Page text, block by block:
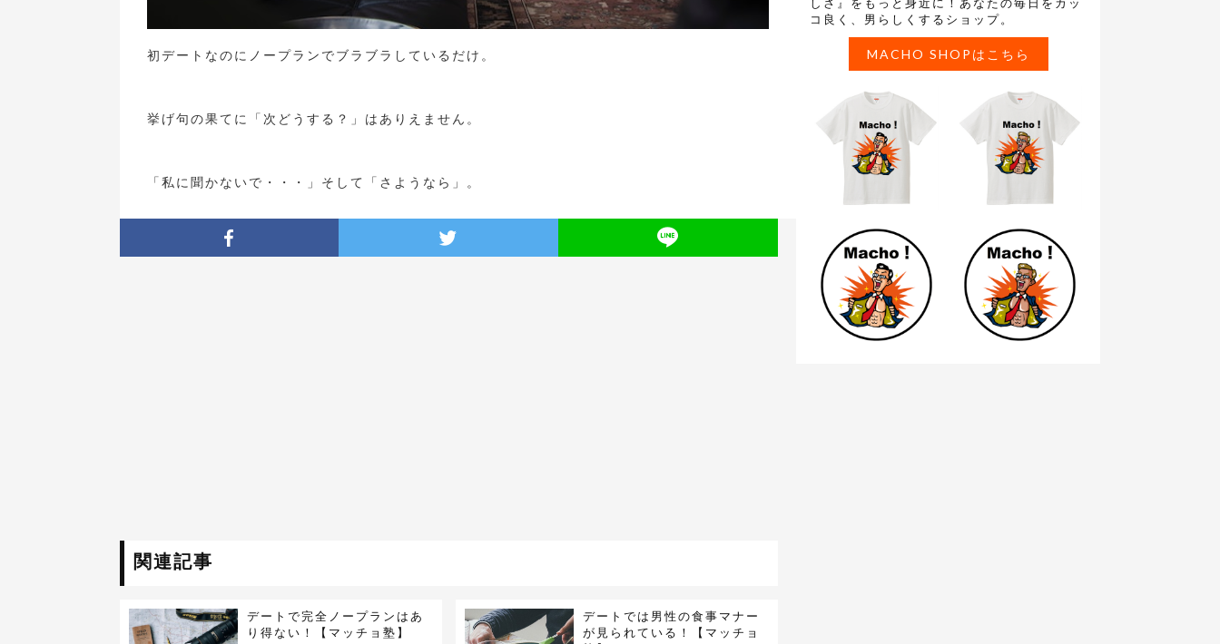
初デートなのにノープランでブラブラしているだけ。
挙げ句の果てに「次どうする？」はありえません。
「私に聞かないで・・・」そして「さようなら」。
関連記事
デートで完全ノープランはあ
り得ない！【マッチョ塾】
デートでは男性の食事マナー
が見られている！【マッチョ
コ良く、男らしくするショップ。
MACHO SHOPはこちら